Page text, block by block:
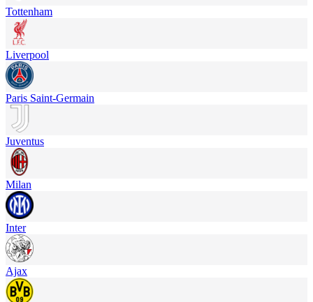
Tottenham
Liverpool
Paris Saint-Germain
Juventus
Milan
Inter
Ajax